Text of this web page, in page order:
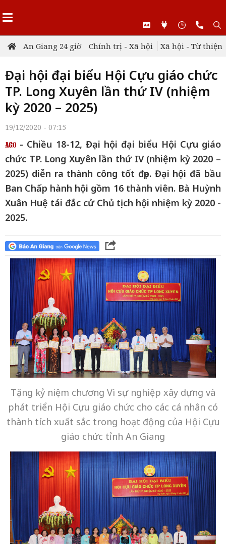
An Giang 24 giờ Chính trị - Xã hội Xã hội - Từ thiện
Đại hội đại biểu Hội Cựu giáo chức
TP. Long Xuyên lần thứ IV (nhiệm
kỳ 2020 – 2025)
19/12/2020 - 07:15
- Chiều 18-12, Đại hội đại biểu Hội Cựu giáo
chức TP. Long Xuyên lần thứ IV (nhiệm kỳ 2020 –
2025) diễn ra thành công tốt đẹp. Đại hội đã bầu
Ban Chấp hành hội gồm 16 thành viên. Bà Huỳnh
Xuân Huệ tái đắc cử Chủ tịch hội nhiệm kỳ 2020 -
2025.
Tặng kỷ niệm chương Vì sự nghiệp xây dựng và
phát triển Hội Cựu giáo chức cho các cá nhân có
thành tích xuất sắc trong hoạt động của Hội Cựu
giáo chức tỉnh An Giang